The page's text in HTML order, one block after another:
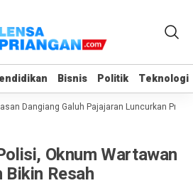
Bisnis Politik Teknologi
Bisnis Politik Teknologi
Dangiang Galuh Pajajaran Luncurkan
Oknum Wartawan
Bikin Resah